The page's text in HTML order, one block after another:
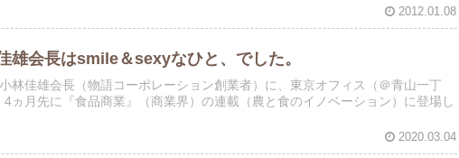
2012.01.08
雄会長はsmile＆sexyなひと、でした。
林佳雄会長（物語コーポレーション創業者）に、東京オフィス（＠青山一丁
ヵ月先に『食品商業』（商業界）の連載（農と食のイノベーション）に登場し
2020.03.04